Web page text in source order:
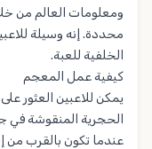
ومعلومات العالم من
محددة. إنه وسيلة
الخلفية للعبة.
كيفية عمل المعجم
يمكن للاعبين العثور
الحجرية المنقوشة في
عندما تكون بالقرب